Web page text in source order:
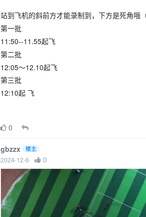
站到飞机的斜前方才能录制到，下方是死角哦
第一批
11:50--11.55起飞
第二批
12:05～12.10起飞
第三批
12:10起 飞
0
gbzzx 楼主
2024-12-6 0